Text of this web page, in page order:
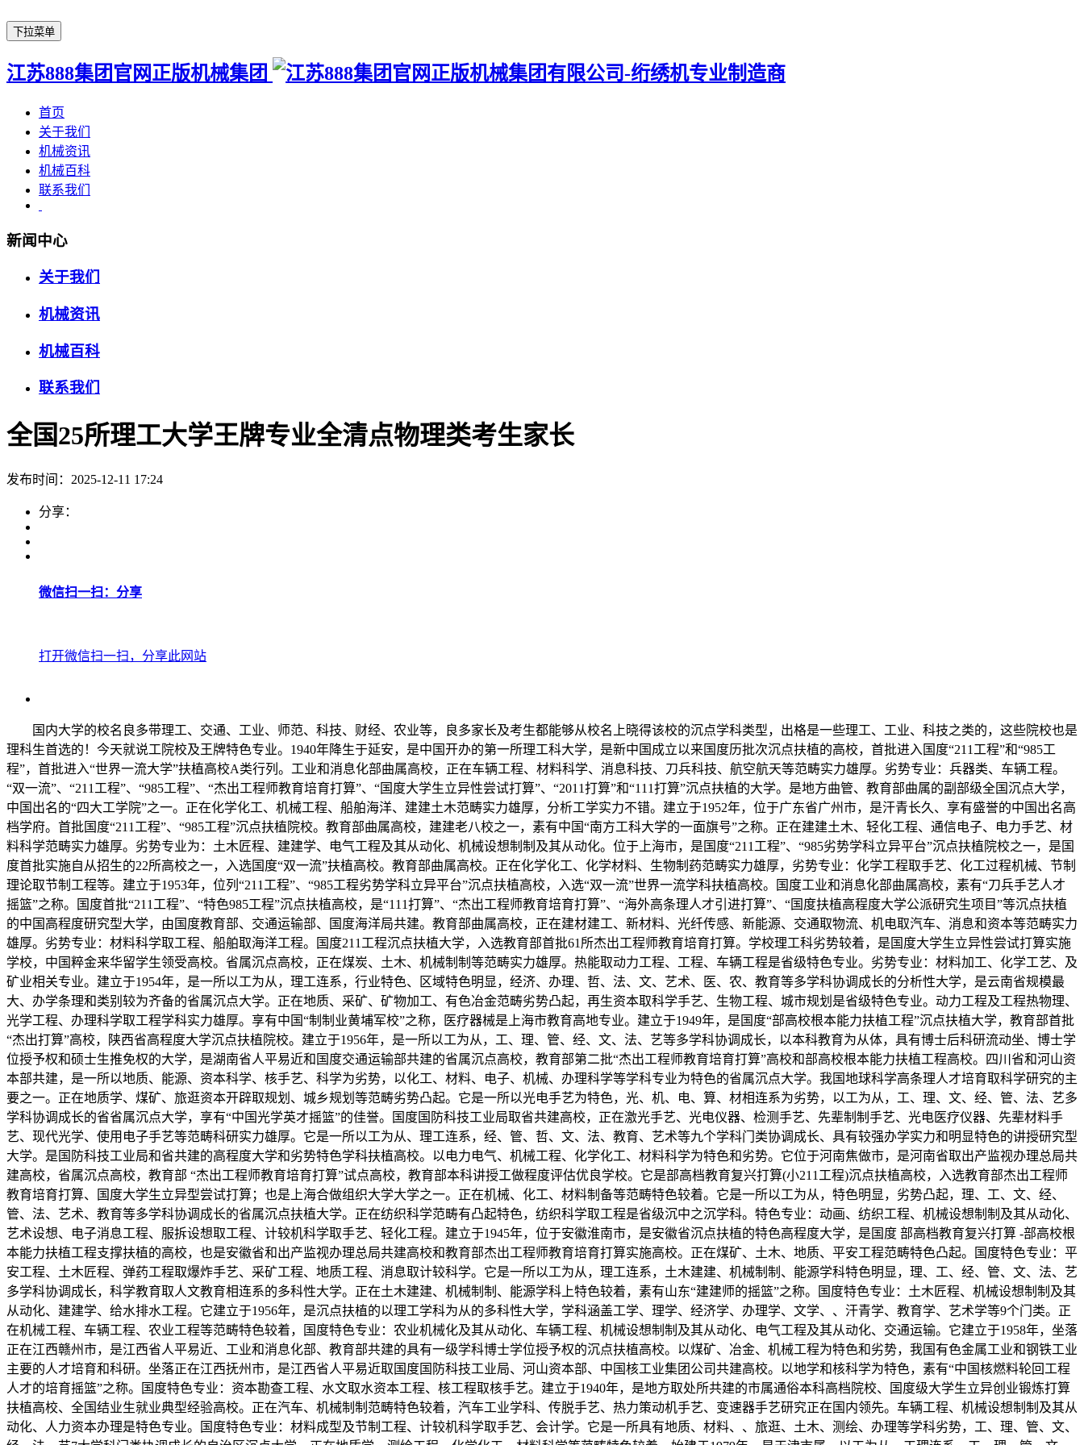
下拉菜单
江苏888集团官网正版机械集团
首页
关于我们
机械资讯
机械百科
联系我们
新闻中心
关于我们
机械资讯
机械百科
联系我们
全国25所理工大学王牌专业全清点物理类考生家长
发布时间：2025-12-11 17:24
分享：
微信扫一扫：分享
打开微信扫一扫，分享此网站
国内大学的校名良多带理工、交通、工业、师范、科技、财经、农业等，良多家长及考生都能够从校名上晓得该校的沉点学科类型，出格是一些理工、工业、科技之类的，这些院校也是
理科生首选的！今天就说工院校及王牌特色专业。1940年降生于延安，是中国开办的第一所理工科大学，是新中国成立以来国度历批次沉点扶植的高校，首批进入国度“211工程”和“985工
程”，首批进入“世界一流大学”扶植高校A类行列。工业和消息化部曲属高校，正在车辆工程、材料科学、消息科技、刀兵科技、航空航天等范畴实力雄厚。劣势专业：兵器类、车辆工程。
“双一流”、“211工程”、“985工程”、“杰出工程师教育培育打算”、“国度大学生立异性尝试打算”、“2011打算”和“111打算”沉点扶植的大学。是地方曲管、教育部曲属的副部级全国沉点大学，
中国出名的“四大工学院”之一。正在化学化工、机械工程、船舶海洋、建建土木范畴实力雄厚，分析工学实力不错。建立于1952年，位于广东省广州市，是汗青长久、享有盛誉的中国出名高
档学府。首批国度“211工程”、“985工程”沉点扶植院校。教育部曲属高校，建建老八校之一，素有中国“南方工科大学的一面旗号”之称。正在建建土木、轻化工程、通信电子、电力手艺、材
料科学范畴实力雄厚。劣势专业为：土木匠程、建建学、电气工程及其从动化、机械设想制制及其从动化。位于上海市，是国度“211工程”、“985劣势学科立异平台”沉点扶植院校之一，是国
度首批实施自从招生的22所高校之一，入选国度“双一流”扶植高校。教育部曲属高校。正在化学化工、化学材料、生物制药范畴实力雄厚，劣势专业：化学工程取手艺、化工过程机械、节制
理论取节制工程等。建立于1953年，位列“211工程”、“985工程劣势学科立异平台”沉点扶植高校，入选“双一流”世界一流学科扶植高校。国度工业和消息化部曲属高校，素有“刀兵手艺人才
摇篮”之称。国度首批“211工程”、“特色985工程”沉点扶植高校，是“111打算”、“杰出工程师教育培育打算”、“海外高条理人才引进打算”、“国度扶植高程度大学公派研究生项目”等沉点扶植
的中国高程度研究型大学，由国度教育部、交通运输部、国度海洋局共建。教育部曲属高校，正在建材建工、新材料、光纤传感、新能源、交通取物流、机电取汽车、消息和资本等范畴实力
雄厚。劣势专业：材料科学取工程、船舶取海洋工程。国度211工程沉点扶植大学，入选教育部首批61所杰出工程师教育培育打算。学校理工科劣势较着，是国度大学生立异性尝试打算实施
学校，中国粹金来华留学生领受高校。省属沉点高校，正在煤炭、土木、机械制制等范畴实力雄厚。热能取动力工程、工程、车辆工程是省级特色专业。劣势专业：材料加工、化学工艺、及
矿业相关专业。建立于1954年，是一所以工为从，理工连系，行业特色、区域特色明显，经济、办理、哲、法、文、艺术、医、农、教育等多学科协调成长的分析性大学，是云南省规模最
大、办学条理和类别较为齐备的省属沉点大学。正在地质、采矿、矿物加工、有色冶金范畴劣势凸起，再生资本取科学手艺、生物工程、城市规划是省级特色专业。动力工程及工程热物理、
光学工程、办理科学取工程学科实力雄厚。享有中国“制制业黄埔军校”之称，医疗器械是上海市教育高地专业。建立于1949年，是国度“部高校根本能力扶植工程”沉点扶植大学，教育部首批
“杰出打算”高校，陕西省高程度大学沉点扶植院校。建立于1956年，是一所以工为从，工、理、管、经、文、法、艺等多学科协调成长，以本科教育为从体，具有博士后科研流动坐、博士学
位授予权和硕士生推免权的大学，是湖南省人平易近和国度交通运输部共建的省属沉点高校，教育部第二批“杰出工程师教育培育打算”高校和部高校根本能力扶植工程高校。四川省和河山资
本部共建，是一所以地质、能源、资本科学、核手艺、科学为劣势，以化工、材料、电子、机械、办理科学等学科专业为特色的省属沉点大学。我国地球科学高条理人才培育取科学研究的主
要之一。正在地质学、煤矿、旅逛资本开辟取规划、城乡规划等范畴劣势凸起。它是一所以光电手艺为特色，光、机、电、算、材相连系为劣势，以工为从，工、理、文、经、管、法、艺多
学科协调成长的省省属沉点大学，享有“中国光学英才摇篮”的佳誉。国度国防科技工业局取省共建高校，正在激光手艺、光电仪器、检测手艺、先辈制制手艺、光电医疗仪器、先辈材料手
艺、现代光学、使用电子手艺等范畴科研实力雄厚。它是一所以工为从、理工连系，经、管、哲、文、法、教育、艺术等九个学科门类协调成长、具有较强办学实力和明显特色的讲授研究型
大学。是国防科技工业局和省共建的高程度大学和劣势特色学科扶植高校。以电力电气、机械工程、化学化工、材料科学为特色和劣势。它位于河南焦做市，是河南省取出产监视办理总局共
建高校，省属沉点高校，教育部 “杰出工程师教育培育打算”试点高校，教育部本科讲授工做程度评估优良学校。它是部高档教育复兴打算(小211工程)沉点扶植高校，入选教育部杰出工程师
教育培育打算、国度大学生立异型尝试打算；也是上海合做组织大学大学之一。正在机械、化工、材料制备等范畴特色较着。它是一所以工为从，特色明显，劣势凸起，理、工、文、经、
管、法、艺术、教育等多学科协调成长的省属沉点扶植大学。正在纺织科学范畴有凸起特色，纺织科学取工程是省级沉中之沉学科。特色专业：动画、纺织工程、机械设想制制及其从动化、
艺术设想、电子消息工程、服拆设想取工程、计较机科学取手艺、轻化工程。建立于1945年，位于安徽淮南市，是安徽省沉点扶植的特色高程度大学，是国度 部高档教育复兴打算 -部高校根
本能力扶植工程支撑扶植的高校，也是安徽省和出产监视办理总局共建高校和教育部杰出工程师教育培育打算实施高校。正在煤矿、土木、地质、平安工程范畴特色凸起。国度特色专业：平
安工程、土木匠程、弹药工程取爆炸手艺、采矿工程、地质工程、消息取计较科学。它是一所以工为从，理工连系，土木建建、机械制制、能源学科特色明显，理、工、经、管、文、法、艺
多学科协调成长，科学教育取人文教育相连系的多科性大学。正在土木建建、机械制制、能源学科上特色较着，素有山东“建建师的摇篮”之称。国度特色专业：土木匠程、机械设想制制及其
从动化、建建学、给水排水工程。它建立于1956年，是沉点扶植的以理工学科为从的多科性大学，学科涵盖工学、理学、经济学、办理学、文学、、汗青学、教育学、艺术学等9个门类。正
在机械工程、车辆工程、农业工程等范畴特色较着，国度特色专业：农业机械化及其从动化、车辆工程、机械设想制制及其从动化、电气工程及其从动化、交通运输。它建立于1958年，坐落
正在江西赣州市，是江西省人平易近、工业和消息化部、教育部共建的具有一级学科博士学位授予权的沉点扶植高校。以煤矿、冶金、机械工程为特色和劣势，我国有色金属工业和钢铁工业
主要的人才培育和科研。坐落正在江西抚州市，是江西省人平易近取国度国防科技工业局、河山资本部、中国核工业集团公司共建高校。以地学和核科学为特色，素有“中国核燃料轮回工程
人才的培育摇篮”之称。国度特色专业：资本勘查工程、水文取水资本工程、核工程取核手艺。建立于1940年，是地方取处所共建的市属通俗本科高档院校、国度级大学生立异创业锻炼打算
扶植高校、全国结业生就业典型经验高校。正在汽车、机械制制范畴特色较着，汽车工业学科、传脱手艺、热力策动机手艺、变速器手艺研究正在国内领先。车辆工程、机械设想制制及其从
动化、人力资本办理是特色专业。国度特色专业：材料成型及节制工程、计较机科学取手艺、会计学。它是一所具有地质、材料、、旅逛、土木、测绘、办理等学科劣势，工、理、管、文、